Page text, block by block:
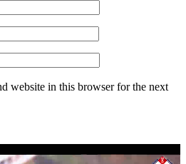
website in this browser for the next